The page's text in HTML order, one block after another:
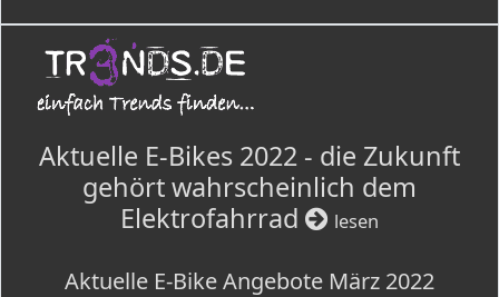
Aktuelle E-Bikes 2022 - die Zukunft
gehört wahrscheinlich dem
Elektrofahrrad
lesen
Aktuelle E-Bike Angebote März 2022